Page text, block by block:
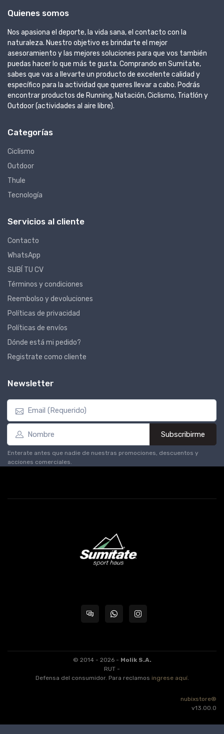
Quienes somos
Nos apasiona el deporte, la vida sana, el contacto con la
naturaleza. Nuestro objetivo es brindarte el mejor
asesoramiento y las mejores soluciones para que vos también
puedas hacer lo que más te gusta. Comprando en Sumitate,
sabes que vas a llevarte un producto de excelente calidad y
específico para la actividad que queres llevar a cabo. Podrás
encontrar productos de Running, Natación, Ciclismo, Triatlón y
Outdoor (actividades al aire libre).
Categorías
Ciclismo
Outdoor
Thule
Tecnología
Servicios al cliente
Contacto
WhatsApp
SUBÍ TU CV
Términos y condiciones
Reembolso y devoluciones
Políticas de privacidad
Políticas de envíos
Dónde está mi pedido?
Registrate como cliente
Newsletter
Subscribirme
Enterate antes que nadie de nuestras promociones, descuentos y
acciones comerciales.
© 2014 - 2026 - Molik S.A.
RUT -
Defensa del consumidor. Para reclamos ingrese aquí.
nubixstore®
v13.00.0